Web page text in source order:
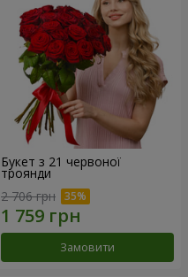
Букет з 21 червоної
троянди
2 706 грн
Замовити